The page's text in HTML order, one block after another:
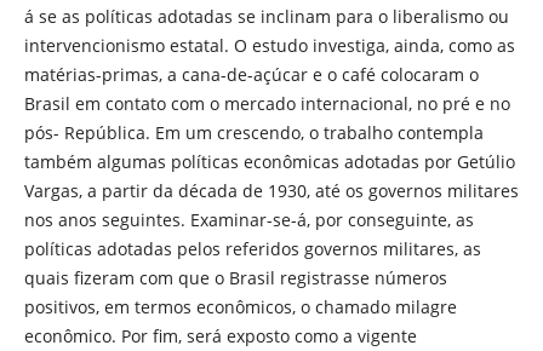
á se as políticas adotadas se inclinam para o liberalismo ou
intervencionismo estatal. O estudo investiga, ainda, como as
matérias-primas, a cana-de-açúcar e o café colocaram o
Brasil em contato com o mercado internacional, no pré e no
pós- República. Em um crescendo, o trabalho contempla
também algumas políticas econômicas adotadas por Getúlio
Vargas, a partir da década de 1930, até os governos militares
nos anos seguintes. Examinar-se-á, por conseguinte, as
políticas adotadas pelos referidos governos militares, as
quais fizeram com que o Brasil registrasse números
positivos, em termos econômicos, o chamado milagre
econômico. Por fim, será exposto como a vigente